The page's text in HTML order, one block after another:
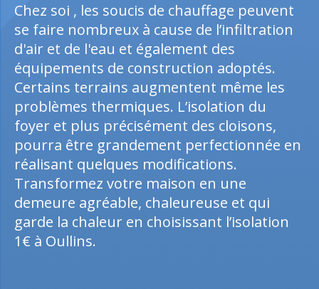
Chez soi , les soucis de chauffage peuvent
se faire nombreux à cause de l’infiltration
d'air et de l'eau et également des
équipements de construction adoptés.
Certains terrains augmentent même les
problèmes thermiques. L’isolation du
foyer et plus précisément des cloisons,
pourra être grandement perfectionnée en
réalisant quelques modifications.
Transformez votre maison en une
demeure agréable, chaleureuse et qui
garde la chaleur en choisissant l’isolation
1€ à Oullins.